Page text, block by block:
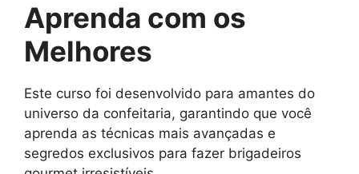
Aprenda com os
Melhores
Este curso foi desenvolvido para amantes do
universo da confeitaria, garantindo que você
aprenda as técnicas mais avançadas e
segredos exclusivos para fazer brigadeiros